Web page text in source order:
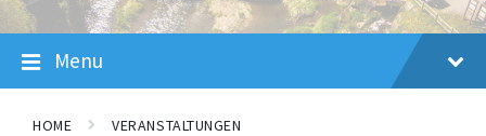
Menu
HOME VERANSTALTUNGEN